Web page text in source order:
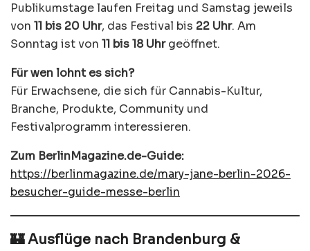
Publikumstage laufen Freitag und Samstag jeweils
von 11 bis 20 Uhr, das Festival bis 22 Uhr. Am
Sonntag ist von 11 bis 18 Uhrgeöffnet.
Für wen lohnt es sich?
Für Erwachsene, die sich für Cannabis-Kultur,
Branche, Produkte, Community und
Festivalprogramm interessieren.
Zum BerlinMagazine.de-Guide:
https://berlinmagazine.de/mary-jane-berlin-2026-
besucher-guide-messe-berlin
🏰 Ausflüge nach Brandenburg &